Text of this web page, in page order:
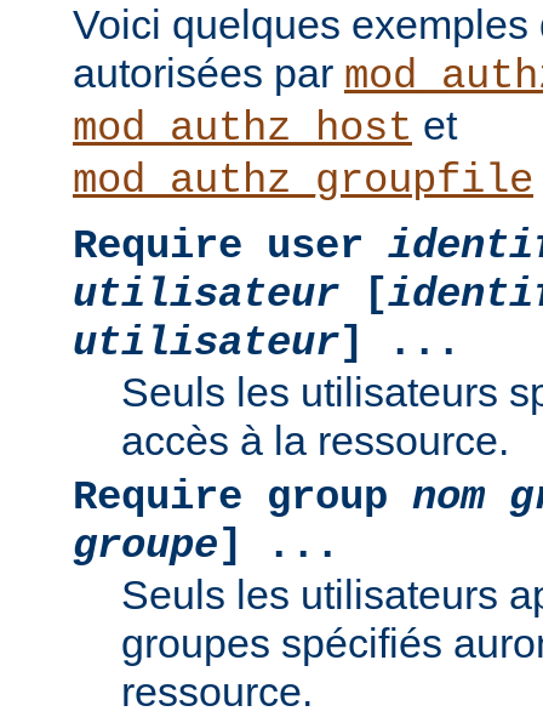
Voici quelques exemples
autorisées par
mod_authz_host et
mod_authz_groupfile
Require user
utilisateur [
utilisateur] ...
Seuls les utilisateurs
accès à la ressource.
Require group nom
groupe] ...
Seuls les utilisateurs
groupes spécifiés
ressource.